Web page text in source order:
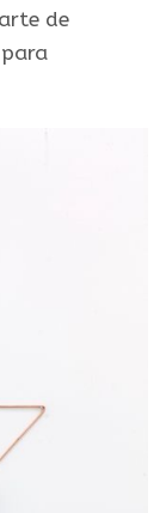
de